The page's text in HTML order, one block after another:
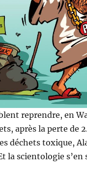
reprendre, en
après la perte de
déchets toxique,
la scientologie